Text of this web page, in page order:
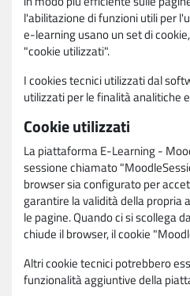
l'abilitazione di funzioni utili per
e-learning usano un set di
"cookie utilizzati".
I cookies tecnici utilizzati dal
utilizzati per le finalità analitiche
Cookie utilizzati
La piattaforma E-Learning -
sessione chiamato
browser sia configurato per
garantire la validità della propria
le pagine. Quando ci si scollega
chiude il browser, il cookie
Altri cookie tecnici potrebbero
funzionalità aggiuntive della